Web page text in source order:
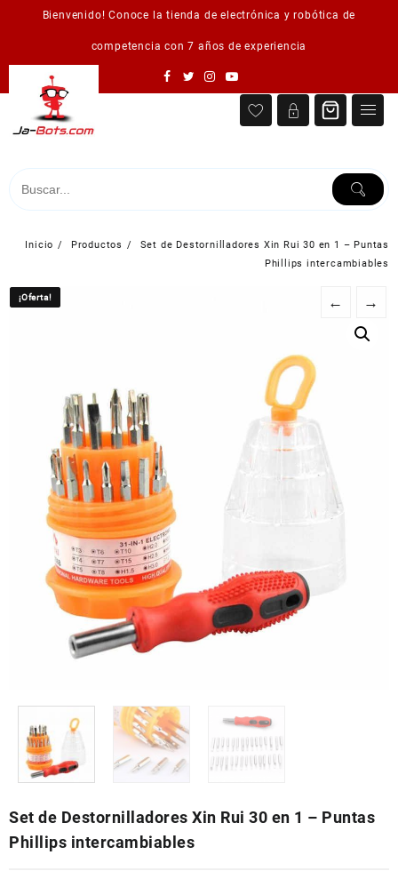
Bienvenido! Conoce la tienda de electrónica y robótica de
competencia con 7 años de experiencia
Inicio Productos
Set de Destornilladores Xin Rui 30 en 1 – Puntas
Phillips intercambiables
¡Oferta! ← →
Set de Destornilladores Xin Rui 30 en 1 – Puntas
Phillips intercambiables
¡Oferta!